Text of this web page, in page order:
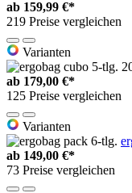
ab 159,99 €*
219 Preise vergleichen
Varianten
ab 179,00 €*
125 Preise vergleichen
Varianten
ab 149,00 €*
73 Preise vergleichen